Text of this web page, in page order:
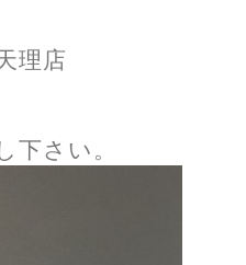
理店
下さい。